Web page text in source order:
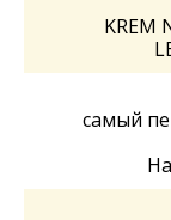
KREM
самый